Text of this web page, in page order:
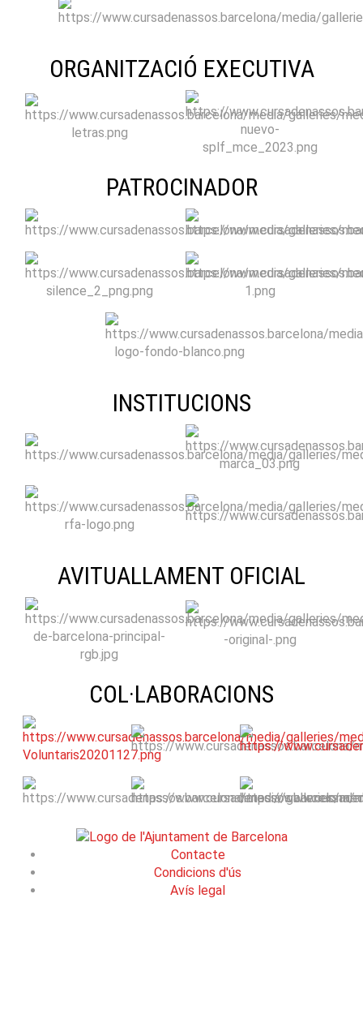
ORGANITZACIÓ EXECUTIVA
PATROCINADOR
INSTITUCIONS
AVITUALLAMENT OFICIAL
COL·LABORACIONS
Contacte
Condicions d'ús
Avís legal